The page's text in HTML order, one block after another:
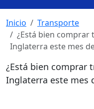
Inicio
Transporte
¿Está bien comprar
Inglaterra este mes
¿Está bien comprar
Inglaterra este mes